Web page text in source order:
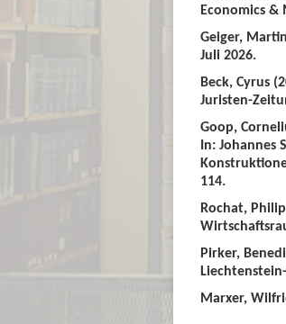
Economics &
Geiger,
Juli 2026.
Beck, Cyrus
Juristen-
Goop,
In: Johannes
114.
Rochat,
Pirker,
Marxer,